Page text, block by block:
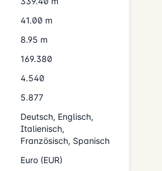
41.00 m
8.95 m
169.380
4.540
5.877
Deutsch, Englisch,
Italienisch,
Französisch, Spanisch
Euro (EUR)